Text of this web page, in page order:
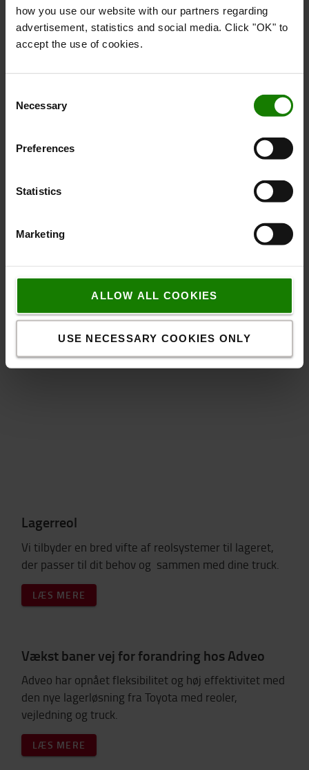
how you use our website with our partners regarding
advertisement, statistics and social media. Click "OK" to
accept the use of cookies.
Selection
Necessary
Preferences
Statistics
Marketing
ALLOW ALL COOKIES
USE NECESSARY COOKIES ONLY
Hanne Lützen-Laursen
Kontakt via mail
Jacob Sørensen
Kontakt via mail
Lagerreol
Vi tilbyder en bred vifte af reolsystemer til lageret,
der passer til dit behov og sammen med dine truck.
LÆS MERE
Vækst baner vej for forandring hos Adveo
Adveo har opnået fleksibilitet og høj effektivitet med
den nye lagerløsning fra Toyota med reoler,
vejledning og truck.
LÆS MERE